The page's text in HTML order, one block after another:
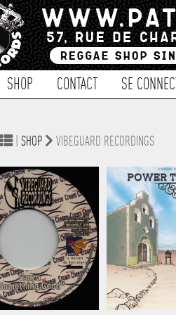
SHOP CONTACT SE
SHOP VIBEGUARD RECORDINGS